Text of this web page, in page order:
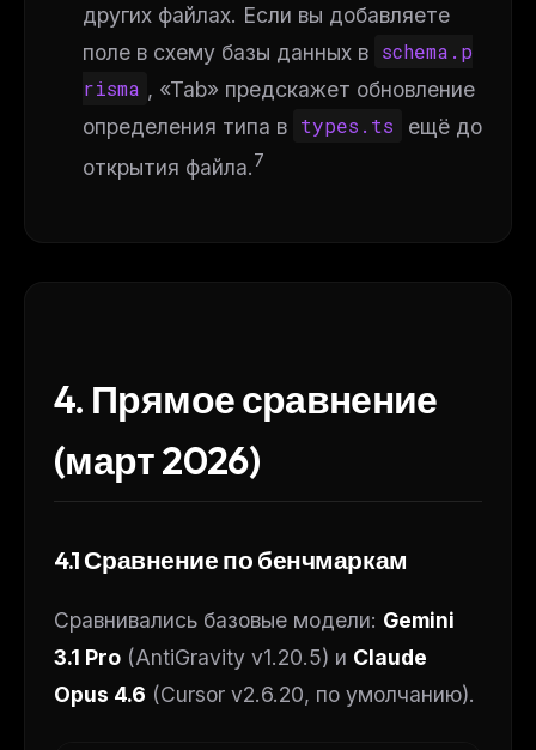
других файлах. Если вы добавляете
поле в схему базы данных в schema.p
risma , «Tab» предскажет обновление
определения типа в types.ts
ещё до
открытия файла.7
4. Прямое сравнение
(март 2026)
4.1 Сравнение по бенчмаркам
Сравнивались базовые модели: Gemini
3.1 Pro (AntiGravity v1.20.5) и Claude
Opus 4.6 (Cursor v2.6.20, по умолчанию).